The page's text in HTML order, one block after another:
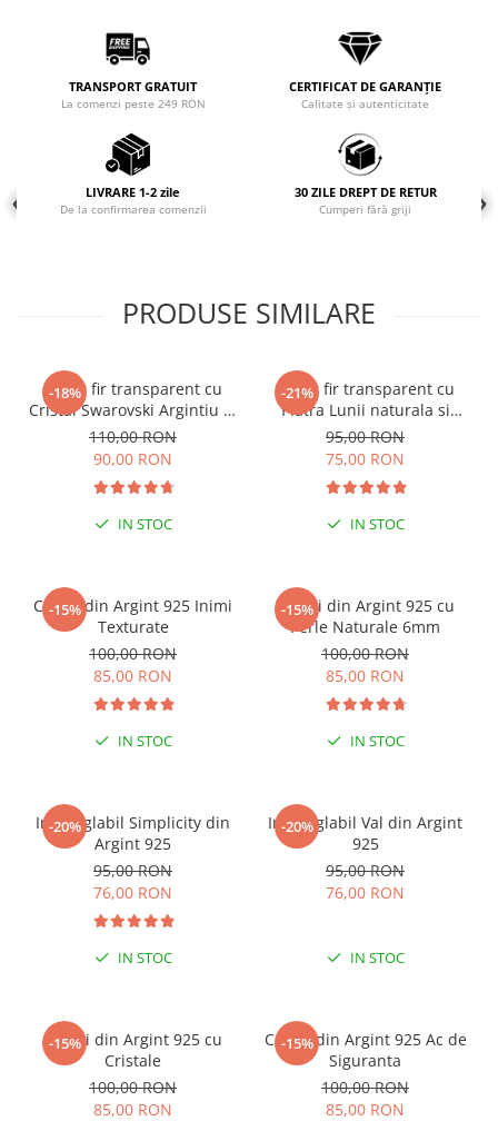
Coliere cu mărgele colorate și
Coliere cu pietre semiprețioase
TRANSPORT GRATUIT
La comenzi peste 249 RON
CERTIFICAT DE GARANȚIE
Calitate și autenticitate
LIVRARE 1-2 zile
De la confirmarea comenzii
30 ZILE DREPT DE RETUR
Cumperi fără griji
PRODUSE SIMILARE
-18%
Colier fir transparent cu
Cristal Swarovski Argintiu in
Caseta din Argint 925
110,00 RON
90,00 RON
IN STOC
-21%
Colier fir transparent cu
Piatra Lunii naturala si
inchidere din Argint 925
95,00 RON
75,00 RON
IN STOC
-15%
Cercei din Argint 925 Inimi
Texturate
100,00 RON
85,00 RON
IN STOC
-15%
Cercei din Argint 925 cu
Perle Naturale 6mm
100,00 RON
85,00 RON
IN STOC
-20%
Inel reglabil Simplicity din
Argint 925
95,00 RON
76,00 RON
IN STOC
-20%
Inel reglabil Val din Argint
925
95,00 RON
76,00 RON
IN STOC
-15%
Cercei din Argint 925 cu
Cristale
100,00 RON
85,00 RON
-15%
Cercei din Argint 925 Ac de
Siguranta
100,00 RON
85,00 RON